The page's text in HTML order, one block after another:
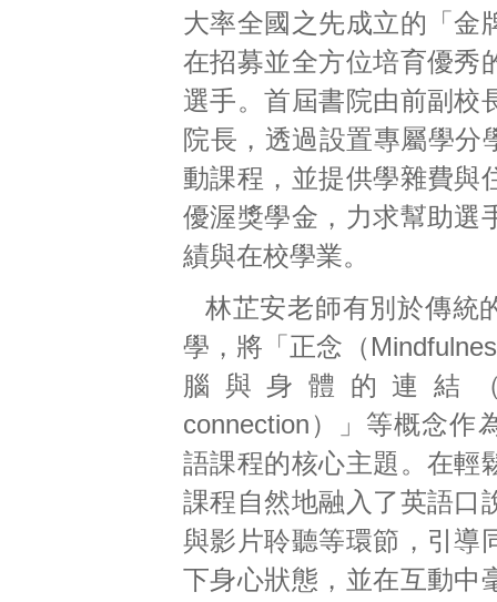
大率全國之先成立的「金
在招募並全方位培育優秀
選手。首屆書院由前副校
院長，透過設置專屬學分
動課程，並提供學雜費與
優渥獎學金，力求幫助選
績與在校學業。
林芷安老師有別於傳統
學，將「正念（
腦與身體的連結（
connection）」等概念作
語課程的核心主題。在輕
課程自然地融入了英語口
與影片聆聽等環節，引導
下身心狀態，並在互動中